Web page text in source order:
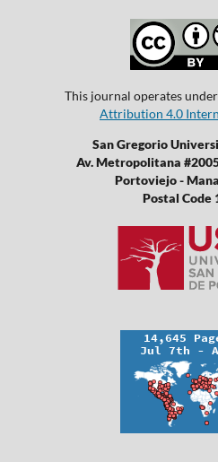
This journal operates
Attribution 4.0
San Gregorio
Av. Metropolitana
Portoviejo -
Postal Code